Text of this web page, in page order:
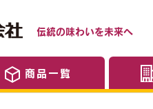
伝統の味わいを未来へ
商品一覧